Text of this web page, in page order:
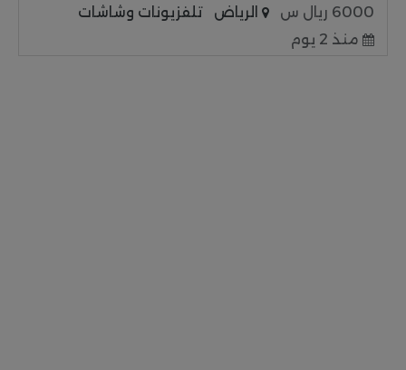
6000 ريال س الرياض
تلفزيونات وشاشات
منذ 2 يوم